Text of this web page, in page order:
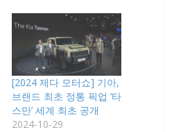
[2024 제다 모터쇼] 기아,
브랜드 최초 정통 픽업 ‘타
스만’ 세계 최초 공개
2024-10-29